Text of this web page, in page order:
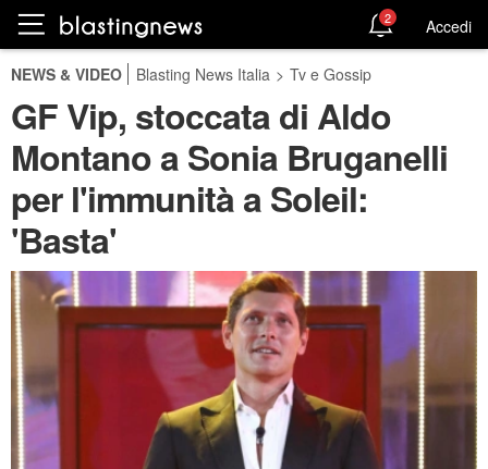
2 Accedi
NEWS & VIDEO Blasting News Italia > Tv e Gossip
GF Vip, stoccata di Aldo
Montano a Sonia Bruganelli
per l'immunità a Soleil:
'Basta'